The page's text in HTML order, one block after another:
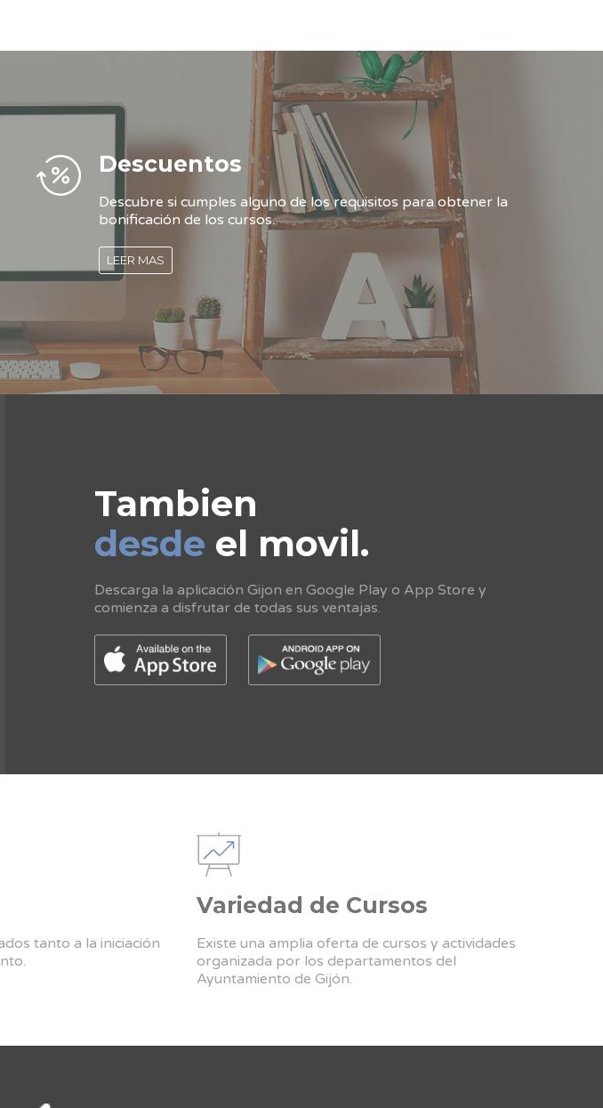
Descuentos
Descubre si cumples alguno de los requisitos para obtener la
bonificación de los cursos.
LEER MAS
Tambien
desde el movil.
Descarga la aplicación Gijon en Google Play o App Store y
comienza a disfrutar de todas sus ventajas.
tanto a la iniciación
Variedad de Cursos
Existe una amplia oferta de cursos y actividades
organizada por los departamentos del
Ayuntamiento de Gijón.